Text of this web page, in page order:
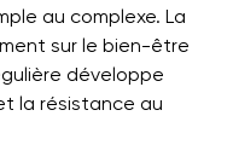
au complexe. La
sur le bien-être
développe
la résistance au